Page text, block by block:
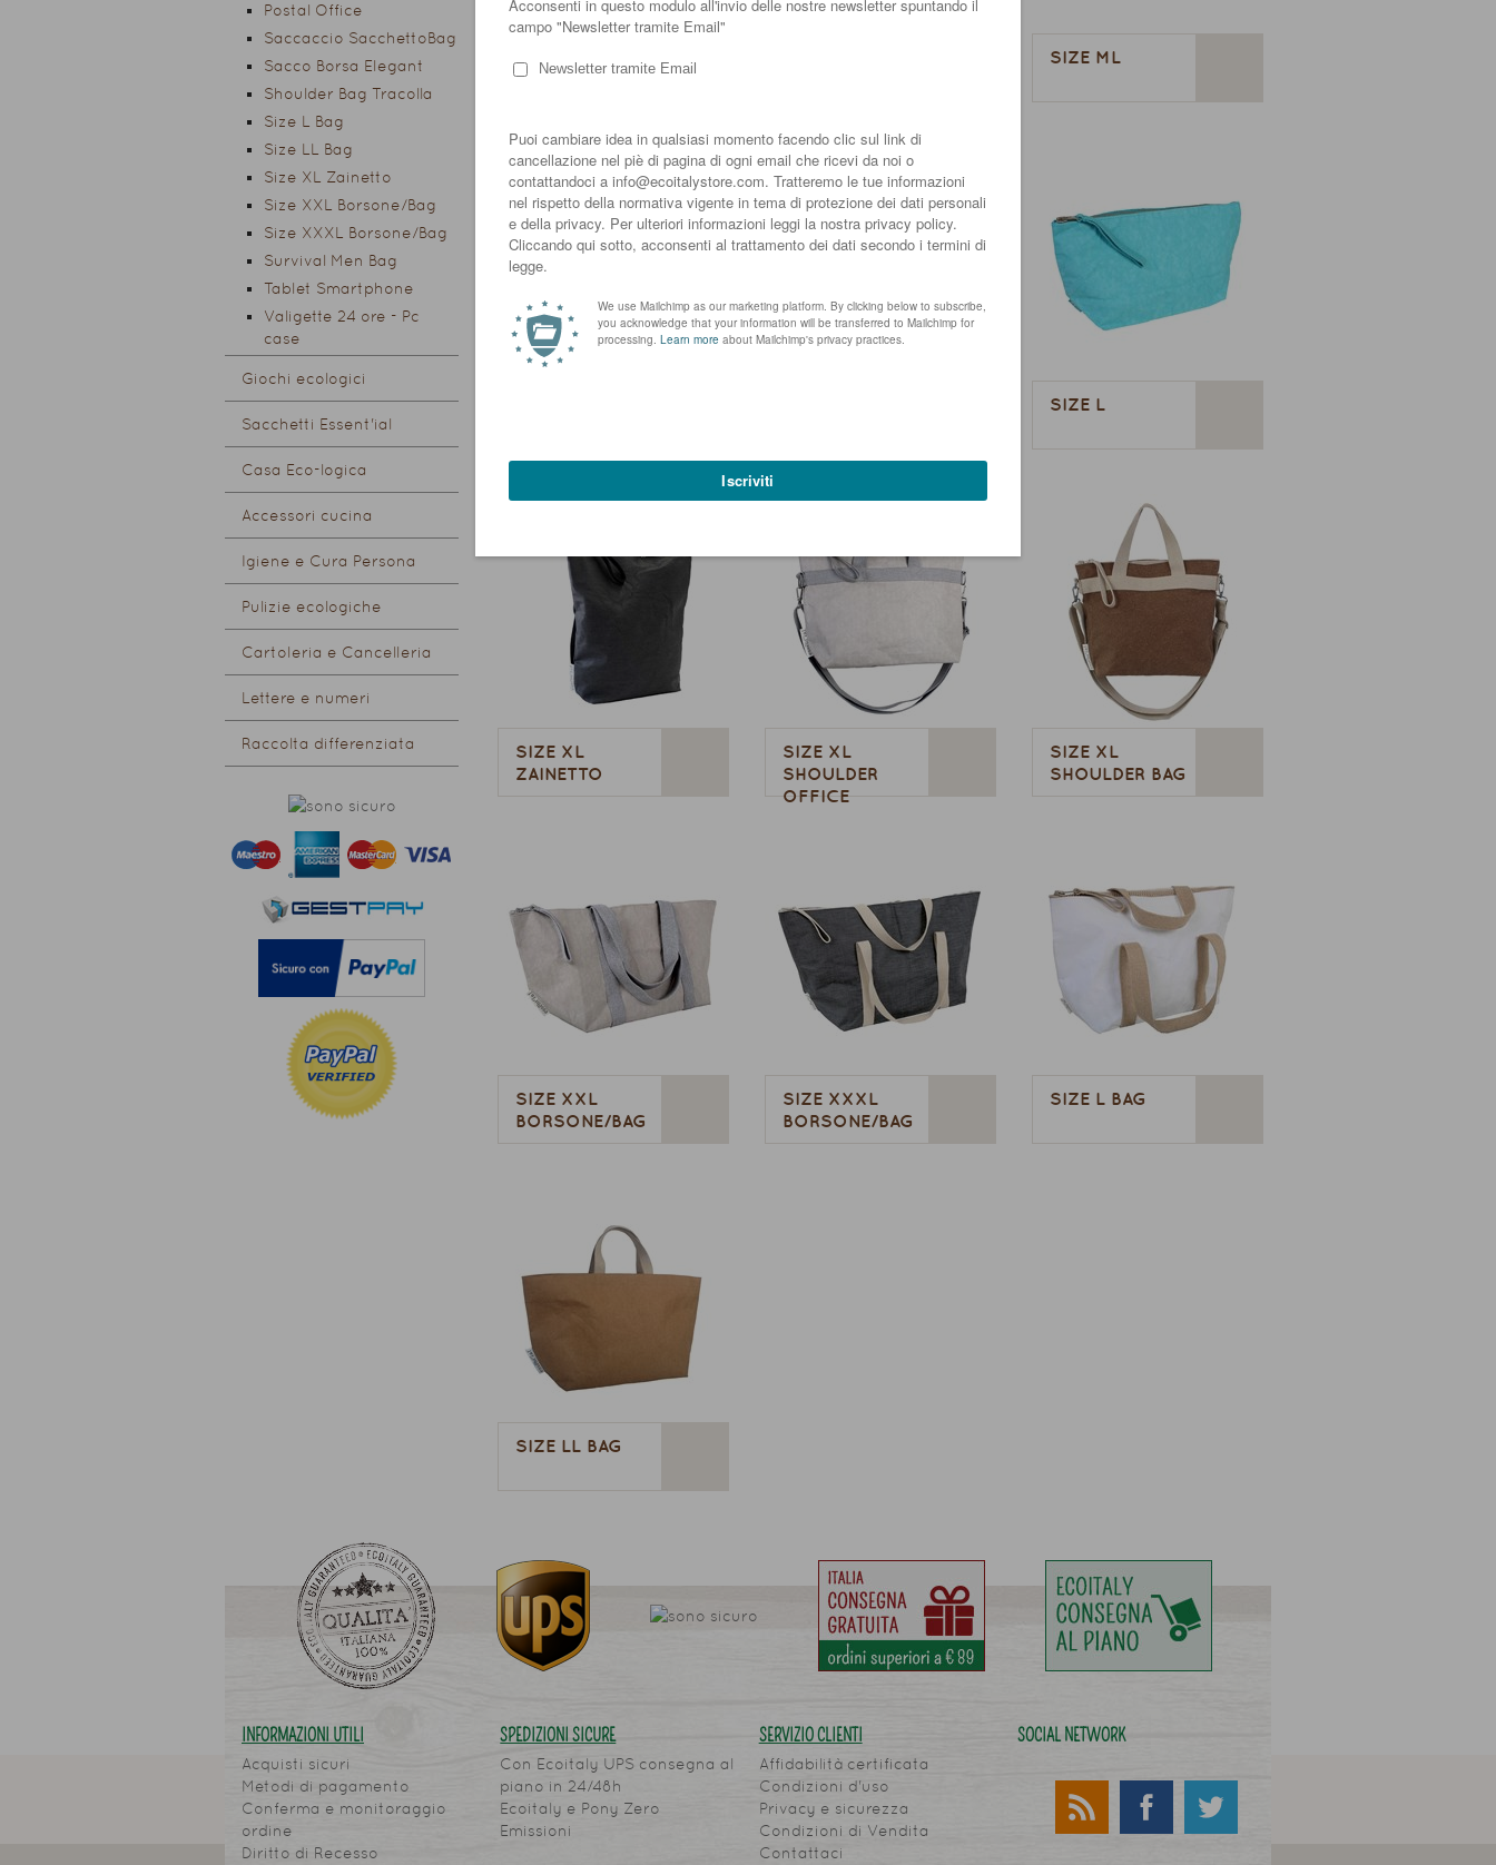
Postal Office
Saccaccio SacchettoBag
Sacco Borsa Elegant
Shoulder Bag Tracolla
Size L Bag
Size LL Bag
Size XL Zainetto
Size XXL Borsone/Bag
Size XXXL Borsone/Bag
Survival Men Bag
Tablet Smartphone
Valigette 24 ore - Pc
case
Giochi ecologici
Sacchetti Essent'ial
Casa Eco-logica
Accessori cucina
Igiene e Cura Persona
Pulizie ecologiche
Cartoleria e Cancelleria
Lettere e numeri
Raccolta differenziata
SIZE ML
SIZE L
SIZE XL
ZAINETTO
SIZE XL
SHOULDER
OFFICE
SIZE XL
SHOULDER BAG
SIZE XXL
BORSONE/BAG
SIZE XXXL
BORSONE/BAG
SIZE L BAG
SIZE LL BAG
INFORMAZIONI UTILI
Acquisti sicuri
Metodi di pagamento
Conferma e monitoraggio
ordine
Diritto di Recesso
SPEDIZIONI SICURE
Con Ecoitaly UPS consegna al
piano in 24/48h
Ecoitaly e Pony Zero
Emissioni
SERVIZIO CLIENTI
Affidabilità certificata
Condizioni d'uso
Privacy e sicurezza
Condizioni di Vendita
Contattaci
SOCIAL NETWORK